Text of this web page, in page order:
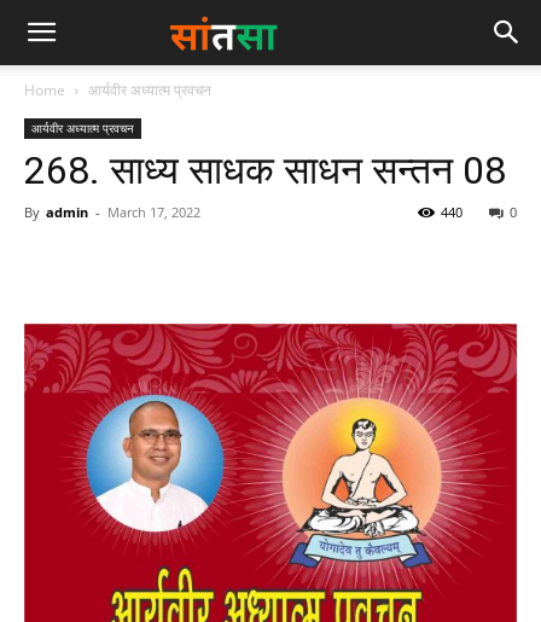
Home आर्यवीर अध्यात्म प्रवचन
आर्यवीर अध्यात्म प्रवचन
268. साध्य साधक साधन सन्तन 08
By admin - March 17, 2022 0
440